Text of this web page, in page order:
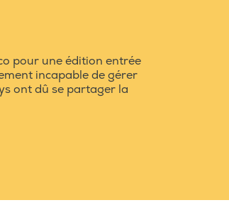
pour une édition entrée
incapable de gérer
ont dû se partager la